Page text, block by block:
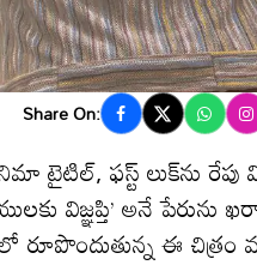
Share On:
ఫస్ట్ లుక్‌ను రేపు
విజ్ఞప్తి’ అనే పేరును
ఈ చిత్రం